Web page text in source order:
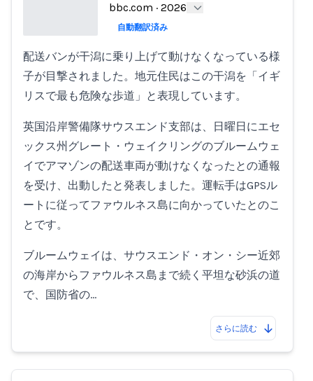
Loading...
bbc.com · 2026
自動翻訳済み
配送バンが干潟に乗り上げて動けなくなっている様
子が目撃されました。地元住民はこの干潟を「イギ
リスで最も危険な歩道」と表現しています。
英国沿岸警備隊サウスエンド支部は、日曜日にエセ
ックス州グレート・ウェイクリングのブルームウェ
イでアマゾンの配送車両が動けなくなったとの通報
を受け、出動したと発表しました。運転手はGPSル
ートに従ってファウルネス島に向かっていたとのこ
とです。
ブルームウェイは、サウスエンド・オン・シー近郊
の海岸からファウルネス島まで続く平坦な砂浜の道
で、国防省の…
さらに読む